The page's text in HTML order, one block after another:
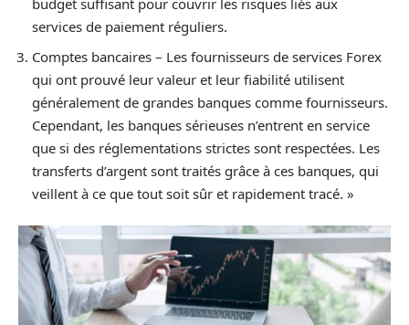
budget suffisant pour couvrir les risques liés aux
services de paiement réguliers.
Comptes bancaires – Les fournisseurs de services Forex
qui ont prouvé leur valeur et leur fiabilité utilisent
généralement de grandes banques comme fournisseurs.
Cependant, les banques sérieuses n’entrent en service
que si des réglementations strictes sont respectées. Les
transferts d’argent sont traités grâce à ces banques, qui
veillent à ce que tout soit sûr et rapidement tracé. »